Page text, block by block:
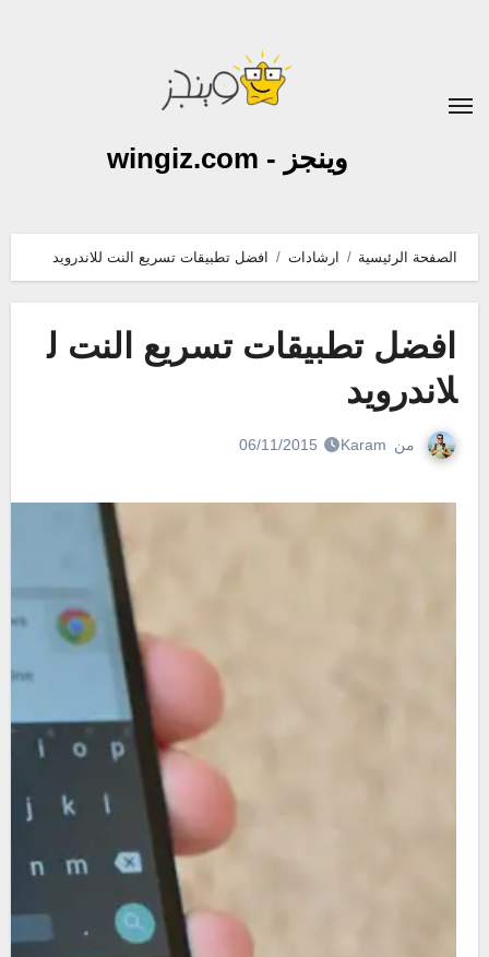
وينجز - wingiz.com
الصفحة الرئيسية ارشادات افضل تطبيقات تسريع النت للاندرويد
افضل تطبيقات تسريع النت ل
لاندرويد
من Karam
06/11/2015